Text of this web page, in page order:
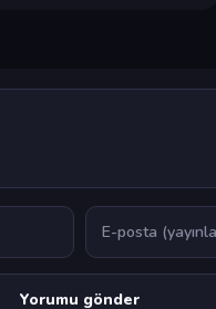
E-posta